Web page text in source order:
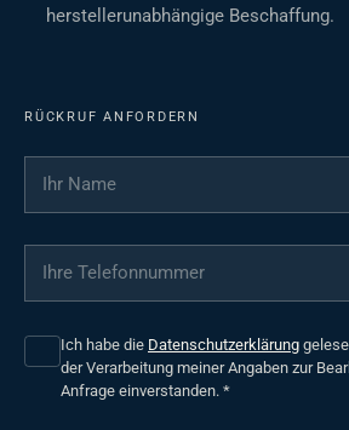
herstellerunabhängige Beschaffung.
RÜCKRUF ANFORDERN
Ihr Name
Ihre Telefonnummer
Ich habe die Datenschutzerklärung
der Verarbeitung meiner Angaben zur
Anfrage einverstanden. *